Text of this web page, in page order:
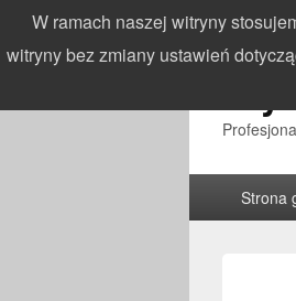
Strona
W ramach naszej witryny
witryny bez zmiany ustawień